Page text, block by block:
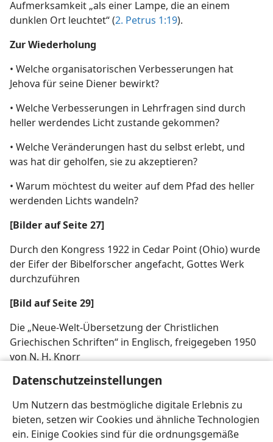
Datenschutzeinstellungen
Um Nutzern das bestmögliche digitale Erlebnis zu
bieten, setzen wir Cookies und ähnliche Technologien
ein. Einige Cookies sind für die ordnungsgemäße
Aufmerksamkeit „als einer Lampe, die an einem
dunklen Ort leuchtet“ (2. Petrus 1:19).
Zur Wiederholung
• Welche organisatorischen Verbesserungen hat
Jehova für seine Diener bewirkt?
• Welche Verbesserungen in Lehrfragen sind durch
heller werdendes Licht zustande gekommen?
• Welche Veränderungen hast du selbst erlebt, und
was hat dir geholfen, sie zu akzeptieren?
• Warum möchtest du weiter auf dem Pfad des heller
werdenden Lichts wandeln?
[Bilder auf Seite 27]
Durch den Kongress 1922 in Cedar Point (Ohio) wurde
der Eifer der Bibelforscher angefacht, Gottes Werk
durchzuführen
[Bild auf Seite 29]
Die „Neue-Welt-Übersetzung der Christlichen
Griechischen Schriften“ in Englisch, freigegeben 1950
von N. H. Knorr
[Bildnachweis auf Seite 26]
© 2003 BiblePlaces.com